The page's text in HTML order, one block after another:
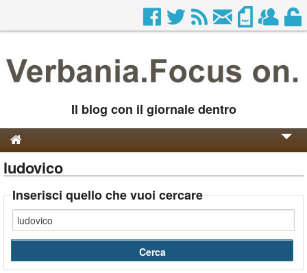
Il blog con il giornale dentro
Genesi e Storia
Contatti
ludovico
Inserisci quello che vuoi cercare